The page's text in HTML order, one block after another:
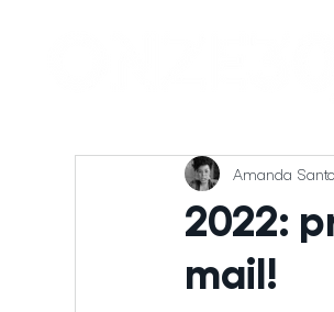
2022:
mail!
Amanda